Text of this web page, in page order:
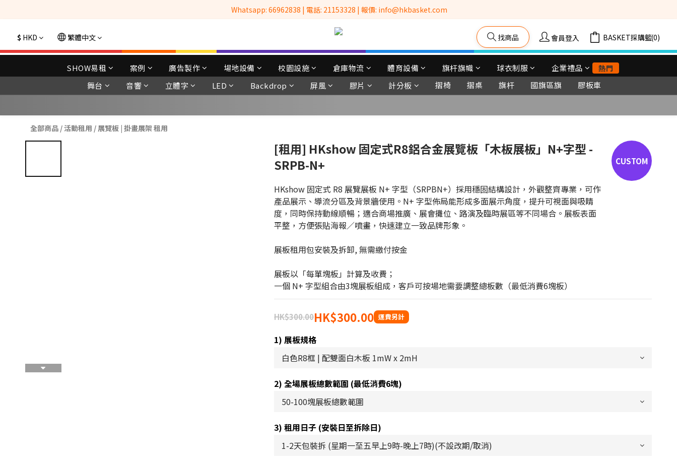
全港No.1一站式設備租售及採購服務供應商
Whatsapp: 66962838 | 電話: 21153328 | 報價: info@hkbasket.com
全港No.1一站式設備租售及採購服務供應商
$ HKD 繁體中文 找商品 會員登入 購物車(0)
SHOW易租 案例 廣告製作 場地設備 校園設施 倉庫物流 體育設備 旗杆旗幟 球衣制服 企業禮品 熱門
舞台 音響 立體字 LED Backdrop 屏風 膠片 計分板 摺椅 摺桌 旗杆 國旗區旗 膠板車
全部商品 /活動租用 / 展覽板 | 掛畫展架 租用
[租用] HKshow 固定式R8鋁合金展覽板「木板展板」N+字型 -
SRPB-N+
HKshow 固定式 R8 展覽展板 N+ 字型（SRPBN+）採用穩固結構設計，外觀整齊專業，可作
產品展示、導流分區及背景牆使用。N+ 字型佈局能形成多面展示角度，提升可視面與吸睛
度，同時保持動線順暢；適合商場推廣、展會攤位、路演及臨時展區等不同場合。展板表面
平整，方便張貼海報／噴畫，快速建立一致品牌形象。
展板租用包安裝及拆卸, 無需繳付按金
展板以「每單塊板」計算及收費；
一個 N+ 字型組合由3塊展板組成，客戶可按場地需要調整總板數（最低消費6塊板）
HK$300.00HK$300.00
1) 展板規格
2) 全場展板總數範圍 (最低消費6塊)
3) 租用日子 (安裝日至拆除日)